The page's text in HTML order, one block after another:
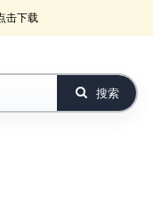
击下载
搜索